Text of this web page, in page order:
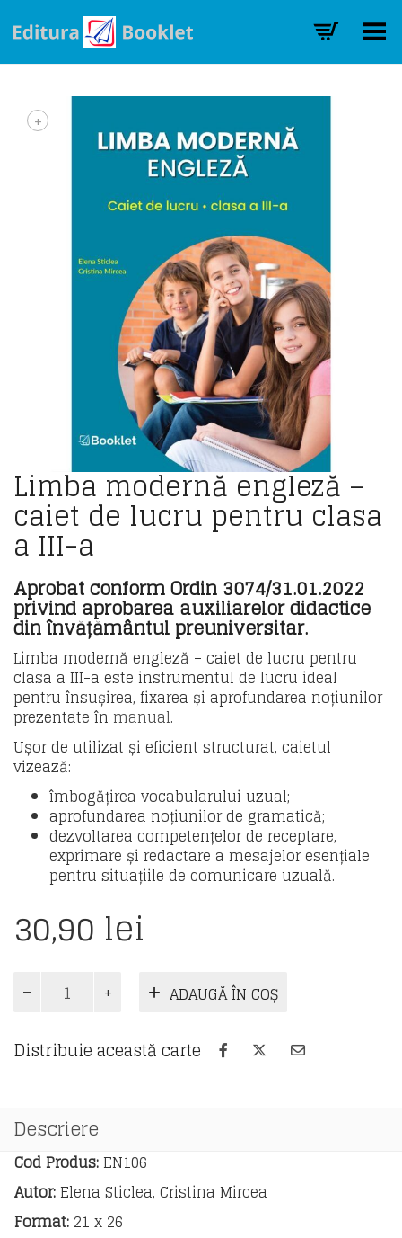
Toggle Menu
+
Limba modernă engleză –
caiet de lucru pentru clasa
a III-a
Aprobat conform Ordin 3074/31.01.2022
privind aprobarea auxiliarelor didactice
din învățământul preuniversitar.
Limba modernă engleză – caiet de lucru pentru
clasa a III-a este instrumentul de lucru ideal
pentru însușirea, fixarea și aprofundarea noțiunilor
prezentate în manual.
Ușor de utilizat și eficient structurat, caietul
vizează:
îmbogățirea vocabularului uzual;
aprofundarea noțiunilor de gramatică;
dezvoltarea competențelor de receptare,
exprimare și redactare a mesajelor esențiale
pentru situațiile de comunicare uzuală.
30,90 lei
Cantitate
Limba
engleză
-
lucru
pentru
clasa
III-
a
ADAUGĂ ÎN COȘ
Distribuie această carte
Descriere
Cod Produs: EN106
Autor: Elena Sticlea, Cristina Mircea
Format: 21 x 26